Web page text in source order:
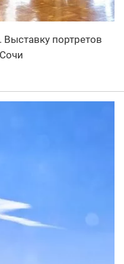
Выставку портретов